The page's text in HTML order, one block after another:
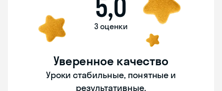
5,0
3 оценки
Уверенное качество
Уроки стабильные, понятные и
результативные.